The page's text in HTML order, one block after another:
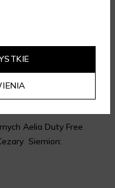
do piątku w
Aelia Duty Free
Siemion: